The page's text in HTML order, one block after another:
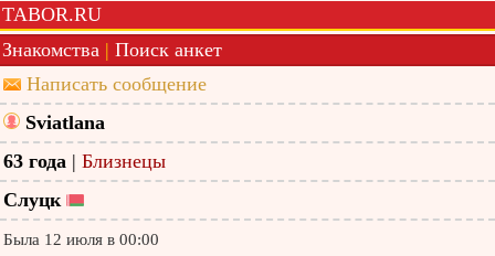
TABOR.RU
Знакомства | Поиск анкет
Написать сообщение
Sviatlana
63 года | Близнецы
Слуцк
Была 12 июля в 00:00